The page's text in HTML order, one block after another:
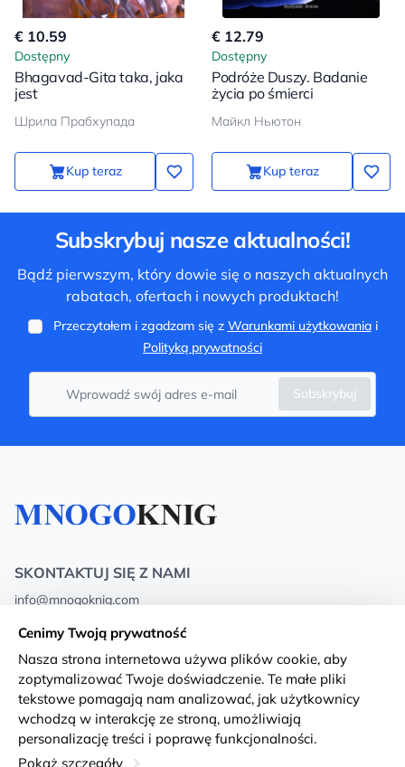
€ 10.59
Dostępny
Bhagavad-Gita taka, jaka
jest
Шрила Прабхупада
Kup teraz
€ 12.79
Dostępny
Podróże Duszy. Badanie
życia po śmierci
Майкл Ньютон
Kup teraz
Subskrybuj nasze aktualności!
Bądź pierwszym, który dowie się o naszych aktualnych
rabatach, ofertach i nowych produktach!
Przeczytałem i zgadzam się z Warunkami użytkowaniai
Polityką prywatności
Subskrybuj
SKONTAKTUJ SIĘ Z NAMI
info@mnogoknig.com
Rīga, Augusta Deglava 69d, LV-1082
O nas
Sklepy
Dostawa i płatność
Privacy Policy
Warunki i zasady
Cenimy Twoją prywatność
Nasza strona internetowa używa plików cookie, aby
zoptymalizować Twoje doświadczenie. Te małe pliki
tekstowe pomagają nam analizować, jak użytkownicy
wchodzą w interakcję ze stroną, umożliwiają
personalizację treści i poprawę funkcjonalności.
Pokaż szczegóły